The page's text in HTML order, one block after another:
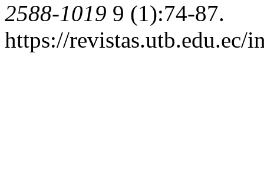
2588-1019 9 (1):74-87.
https://revistas.utb.edu.ec/